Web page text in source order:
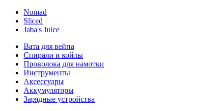
Nomad
Sliced
Jaba's Juice
Вата для вейпа
Спирали и койлы
Проволока для намотки
Инструменты
Аксесcуары
Аккумуляторы
Зарядные устройства